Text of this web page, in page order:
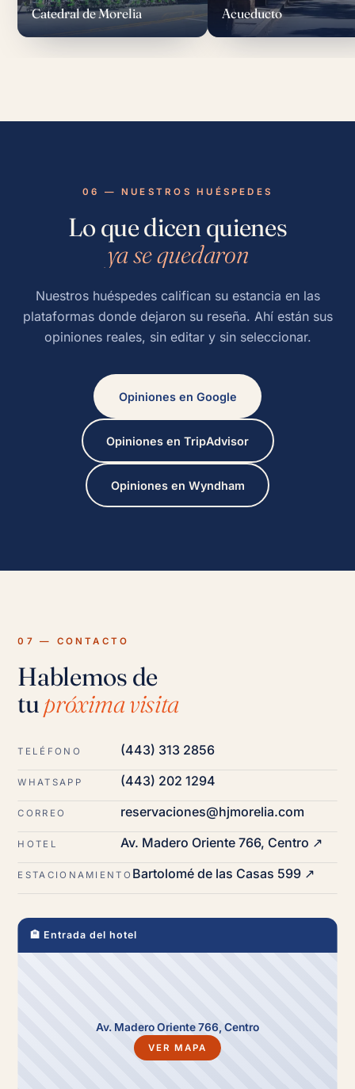
Catedral de Morelia Acueducto
06 — NUESTROS HUÉSPEDES
Lo que dicen quienes
ya se quedaron
Nuestros huéspedes califican su estancia en las
plataformas donde dejaron su reseña. Ahí están sus
opiniones reales, sin editar y sin seleccionar.
Opiniones en Google
Opiniones en TripAdvisor
Opiniones en Wyndham
07 — CONTACTO
Hablemos de
tupróxima visita
TELÉFONO (443) 313 2856
WHATSAPP (443) 202 1294
CORREO reservaciones@hjmorelia.com
HOTEL Av. Madero Oriente 766, Centro ↗
ESTACIONAMIENTO Bartolomé de las Casas 599 ↗
🏨 Entrada del hotel
Av. Madero Oriente 766, Centro
VER MAPA